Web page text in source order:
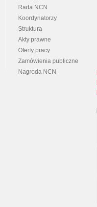
Rada NCN
Koordynatorzy
Struktura
Akty prawne
Oferty pracy
Zamówienia publiczne
Nagroda NCN